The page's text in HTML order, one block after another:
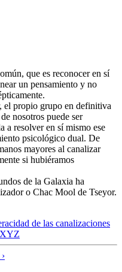
que es reconocer en sí
un pensamiento y no
el propio grupo en definitiva
nosotros puede ser
a resolver en sí mismo ese
psicológico dual. De
mayores al canalizar
si hubiéramos
de la Galaxia ha
o Chac Mool de Tseyor.
de las canalizaciones
XYZ